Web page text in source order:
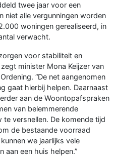
twee jaar voor een
niet alle vergunningen worden
woningen gerealiseerd, in
verwacht.
voor stabiliteit en
minister Mona Keijzer van
“De net aangenomen
gaat hierbij helpen. Daarnaast
aan de Woontopafspraken
van belemmerende
versnellen. De komende tijd
de bestaande voorraad
we jaarlijks vele
aan een huis helpen.”